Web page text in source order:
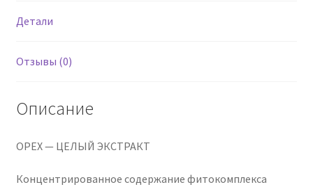
Детали
Отзывы (0)
Описание
ОРЕХ — ЦЕЛЫЙ ЭКСТРАКТ
Концентрированное содержание фитокомплекса